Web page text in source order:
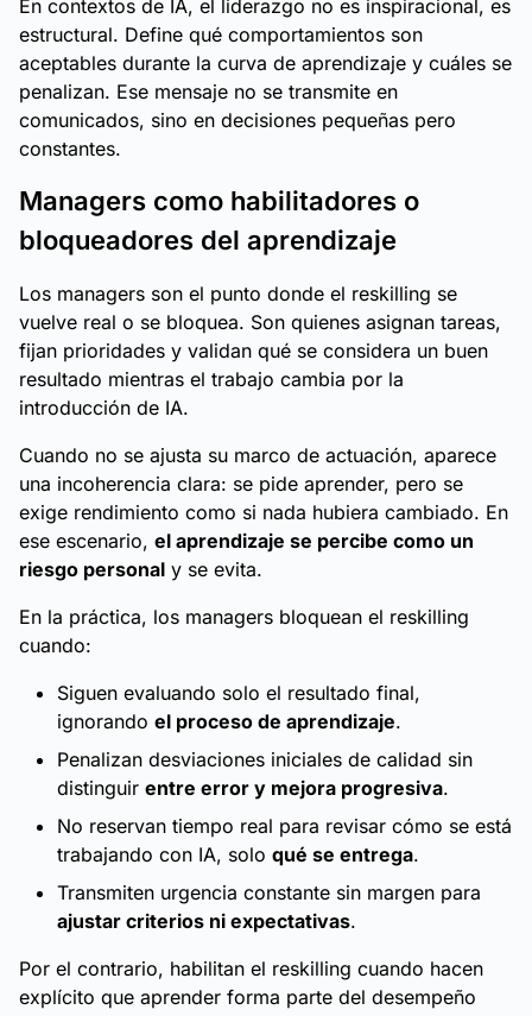
En contextos de IA, el liderazgo no es inspiracional, es
estructural. Define qué comportamientos son
aceptables durante la curva de aprendizaje y cuáles se
penalizan. Ese mensaje no se transmite en
comunicados, sino en decisiones pequeñas pero
constantes.
Managers como habilitadores o
bloqueadores del aprendizaje
Los managers son el punto donde el reskilling se
vuelve real o se bloquea. Son quienes asignan tareas,
fijan prioridades y validan qué se considera un buen
resultado mientras el trabajo cambia por la
introducción de IA.
Cuando no se ajusta su marco de actuación, aparece
una incoherencia clara: se pide aprender, pero se
exige rendimiento como si nada hubiera cambiado. En
ese escenario, el aprendizaje se percibe como un
riesgo personal y se evita.
En la práctica, los managers bloquean el reskilling
cuando:
Siguen evaluando solo el resultado final,
ignorando el proceso de aprendizaje.
Penalizan desviaciones iniciales de calidad sin
distinguir entre error y mejora progresiva.
No reservan tiempo real para revisar cómo se está
trabajando con IA, solo qué se entrega.
Transmiten urgencia constante sin margen para
ajustar criterios ni expectativas.
Por el contrario, habilitan el reskilling cuando hacen
explícito que aprender forma parte del desempeño